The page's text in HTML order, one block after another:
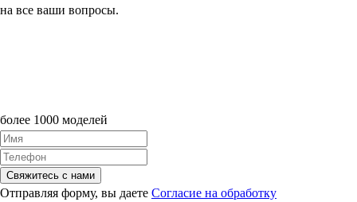
на все ваши вопросы.
более 1000 моделей
Свяжитесь с нами
Отправляя форму, вы даете Согласие на обработку